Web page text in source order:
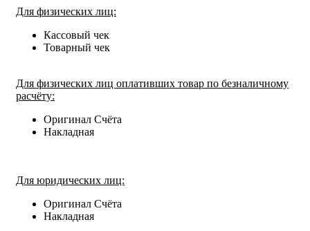
Для физических лиц:
Кассовый чек
Товарный чек
Для физических лиц оплативших товар по безналичному
расчёту:
Оригинал Счёта
Накладная
Для юридических лиц:
Оригинал Счёта
Накладная